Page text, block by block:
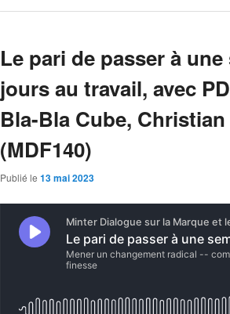
Le pari de passer à
jours au travail, avec
Bla-Bla Cube,
(MDF140)
Publié le 13 mai 2023